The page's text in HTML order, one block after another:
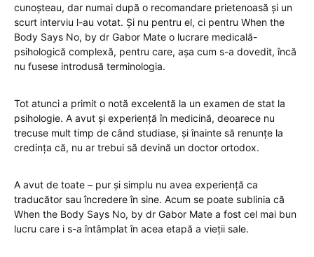
cunoșteau, dar numai după o recomandare prietenoasă și un
scurt interviu l-au votat. Și nu pentru el, ci pentru When the
Body Says No, by dr Gabor Mate o lucrare medicală-
psihologică complexă, pentru care, așa cum s-a dovedit, încă
nu fusese introdusă terminologia.
Tot atunci a primit o notă excelentă la un examen de stat la
psihologie. A avut și experiență în medicină, deoarece nu
trecuse mult timp de când studiase, și înainte să renunțe la
credința că, nu ar trebui să devină un doctor ortodox.
A avut de toate – pur și simplu nu avea experiență ca
traducător sau încredere în sine. Acum se poate sublinia că
When the Body Says No, by dr Gabor Mate a fost cel mai bun
lucru care i s-a întâmplat în acea etapă a vieții sale.